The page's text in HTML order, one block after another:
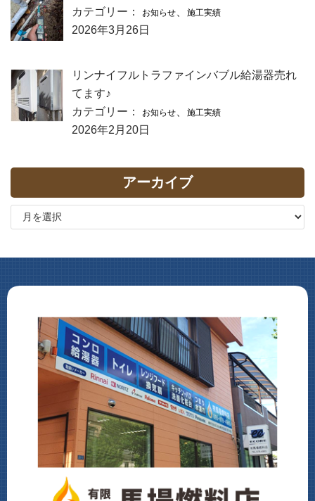
カテゴリー：
お知らせ 施工実績
2026年3月26日
リンナイフルトラファインバブル給湯器売れ
てます♪
カテゴリー：
お知らせ 施工実績
2026年2月20日
アーカイブ